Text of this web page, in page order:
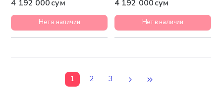
4 192 000 сум
Нет в наличии
4 192 000 сум
Нет в наличии
1 2 3